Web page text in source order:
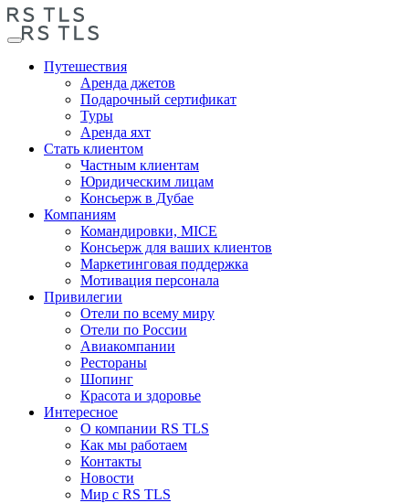
Путешествия
Аренда джетов
Подарочный сертификат
Туры
Аренда яхт
Стать клиентом
Частным клиентам
Юридическим лицам
Консьерж в Дубае
Компаниям
Командировки, MICE
Консьерж для ваших клиентов
Маркетинговая поддержка
Мотивация персонала
Привилегии
Отели по всему миру
Отели по России
Авиакомпании
Рестораны
Шопинг
Красота и здоровье
Интересное
О компании RS TLS
Как мы работаем
Контакты
Новости
Мир с RS TLS